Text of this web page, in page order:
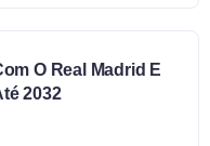
O Real Madrid E
2032